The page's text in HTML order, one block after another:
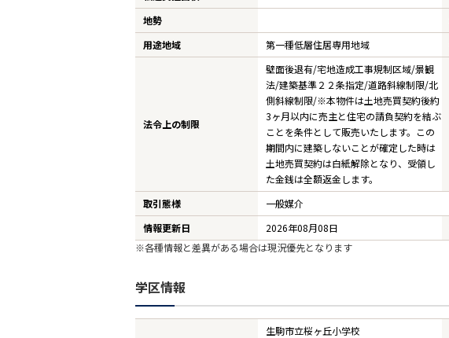
土地
収益物件
現地見学会情報
地勢
用途地域
第一種低層住居専用地域
法令上の制限
壁面後退有/宅地造成工事規制区域/景観
法/建築基準２２条指定/道路斜線制限/北
側斜線制限/※本物件は土地売買契約後約
3ヶ月以内に売主と住宅の請負契約を結ぶ
ことを条件として販売いたします。この
期間内に建築しないことが確定した時は
土地売買契約は白紙解除となり、受領し
た金銭は全額返金します。
取引態様
一般媒介
情報更新日
2026年08月08日
※各種情報と差異がある場合は現況優先となります
学区情報
生駒市立桜ヶ丘小学校